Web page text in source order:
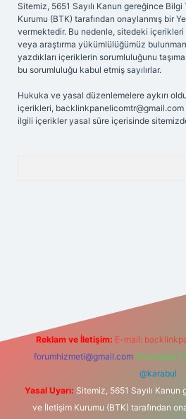
Sitemiz, 5651 Sayılı Kanun gereğince
Kurumu (BTK) tarafından onaylanmış bir
vermektedir. Bu nedenle, sitedeki
veya araştırma yükümlülüğümüz
yazdıkları içeriklerin sorumluluğunu
bu sorumluluğu kabul etmiş sayılırlar.
Hukuka ve yasal düzenlemelere aykırı
içerikleri, backlinkpanelicomtr@gmail.com
ilgili içerikler yasal süre içerisinde
Reklam ve İletişim: E-mail:
forumhizmeti@gmail.com Whatsapp:
@karabul
Yasal Uyarı: Sitemiz, 5651 Sayılı
ve İletişim Kurumu (BTK) tarafından